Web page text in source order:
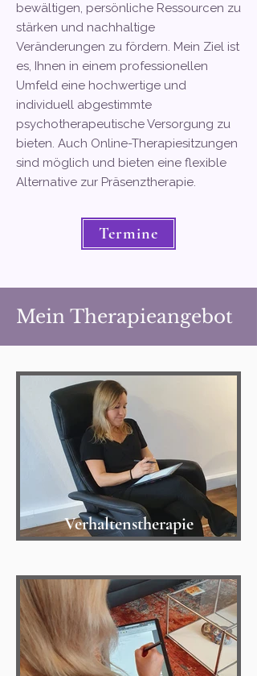
bewältigen, persönliche Ressourcen zu
stärken und nachhaltige
Veränderungen zu fördern. Mein Ziel ist
es, Ihnen in einem professionellen
Umfeld eine hochwertige und
individuell abgestimmte
psychotherapeutische Versorgung zu
bieten. Auch Online-Therapiesitzungen
sind möglich und bieten eine flexible
Alternative zur Präsenztherapie.
Termine
Mein Therapieangebot
Verhaltenstherapie